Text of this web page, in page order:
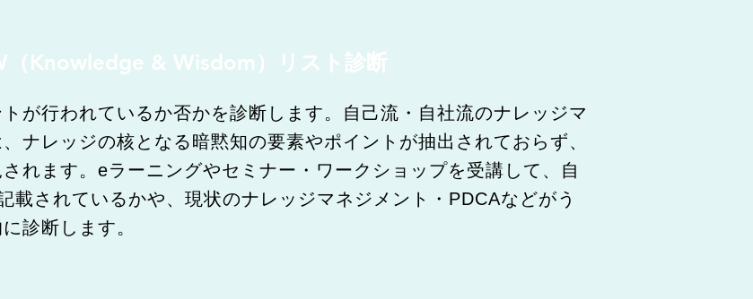
Knowledge & Wisdom）リスト診断
が行われているか否かを診断します。自己流・自社流のナレッジマ
ナレッジの核となる暗黙知の要素やポイントが抽出されておらず、
れます。eラーニングやセミナー・ワークショップを受講して、自
載されているかや、現状のナレッジマネジメント・PDCAなどがう
診断します。